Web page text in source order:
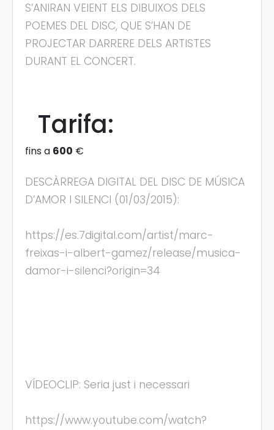
S’ANIRAN VEIENT ELS DIBUIXOS DELS
POEMES DEL DISC, QUE S’HAN DE
PROJECTAR DARRERE DELS ARTISTES
DURANT EL CONCERT.
Tarifa:
fins a 600 €
DESCÀRREGA DIGITAL DEL DISC DE MÚSICA
D’AMOR I SILENCI (01/03/2015):
https://es.7digital.com/artist/marc-
freixas-i-albert-gamez/release/musica-
damor-i-silenci?origin=34
VÍDEOCLIP: Seria just i necessari
https://www.youtube.com/watch?